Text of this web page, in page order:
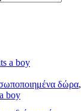
δώρα,
boy